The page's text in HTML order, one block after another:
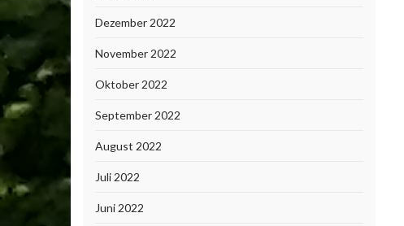
Dezember 2022
November 2022
Oktober 2022
September 2022
August 2022
Juli 2022
Juni 2022